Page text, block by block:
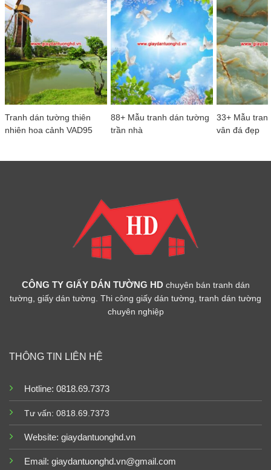
Tranh dán tường thiên
nhiên hoa cảnh VAD95
88+ Mẫu tranh dán tường
trần nhà
33+ Mẫu
vân đá đẹp
CÔNG TY GIẤY DÁN TƯỜNG HD chuyên bán tranh dán
tường, giấy dán tường. Thi công giấy dán tường, tranh dán tường
chuyên nghiệp
THÔNG TIN LIÊN HỆ
Hotline: 0818.69.7373
Tư vấn: 0818.69.7373
Website: giaydantuonghd.vn
Email: giaydantuonghd.vn@gmail.com